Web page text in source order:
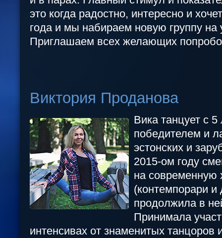
это когда радостно, интересно и
года и мы набираем новую группу на
Приглашаем всех желающих
Виктория Проданова
Вика танцует с
победителем и
эстонских и
2015-ом году
на современную
(контемпорари
продолжила в
Принимала
интенсивах от знаменитых